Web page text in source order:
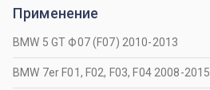
Применение
BMW 5 GT Ф07 (F07) 2010-2013
BMW 7er F01, F02, F03, F04 2008-2015